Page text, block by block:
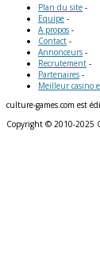
Plan du site -
Equipe -
A propos -
Contact -
Annonceurs -
Recrutement -
Partenaires -
Meilleur casino
culture-games.com est
Copyright © 2010-2025